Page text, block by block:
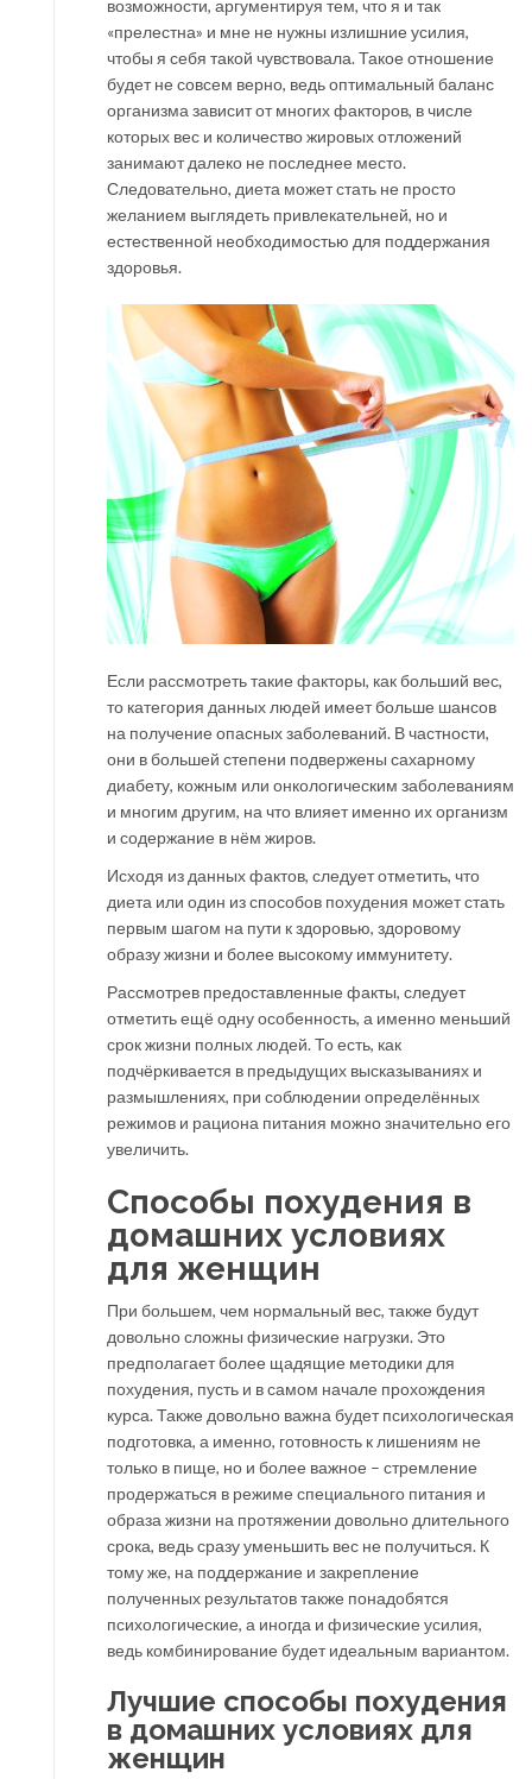
возможности, аргументируя тем, что я и так
«прелестна» и мне не нужны излишние усилия,
чтобы я себя такой чувствовала. Такое отношение
будет не совсем верно, ведь оптимальный баланс
организма зависит от многих факторов, в числе
которых вес и количество жировых отложений
занимают далеко не последнее место.
Следовательно, диета может стать не просто
желанием выглядеть привлекательней, но и
естественной необходимостью для поддержания
здоровья.
Если рассмотреть такие факторы, как больший вес,
то категория данных людей имеет больше шансов
на получение опасных заболеваний. В частности,
они в большей степени подвержены сахарному
диабету, кожным или онкологическим заболеваниям
и многим другим, на что влияет именно их организм
и содержание в нём жиров.
Исходя из данных фактов, следует отметить, что
диета или один из способов похудения может стать
первым шагом на пути к здоровью, здоровому
образу жизни и более высокому иммунитету.
Рассмотрев предоставленные факты, следует
отметить ещё одну особенность, а именно меньший
срок жизни полных людей. То есть, как
подчёркивается в предыдущих высказываниях и
размышлениях, при соблюдении определённых
режимов и рациона питания можно значительно его
увеличить.
Способы похудения в
домашних условиях
для женщин
При большем, чем нормальный вес, также будут
довольно сложны физические нагрузки. Это
предполагает более щадящие методики для
похудения, пусть и в самом начале прохождения
курса. Также довольно важна будет психологическая
подготовка, а именно, готовность к лишениям не
только в пище, но и более важное – стремление
продержаться в режиме специального питания и
образа жизни на протяжении довольно длительного
срока, ведь сразу уменьшить вес не получиться. К
тому же, на поддержание и закрепление
полученных результатов также понадобятся
психологические, а иногда и физические усилия,
ведь комбинирование будет идеальным вариантом.
Лучшие способы похудения
в домашних условиях для
женщин